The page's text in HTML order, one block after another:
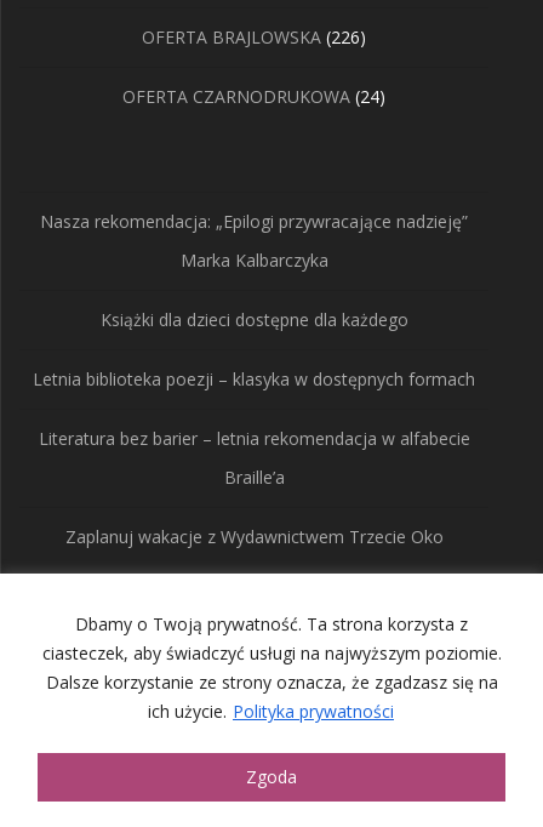
Dbamy o Twoją prywatność. Ta strona korzysta z
ciasteczek, aby świadczyć usługi na najwyższym poziomie.
Dalsze korzystanie ze strony oznacza, że zgadzasz się na
ich użycie. Polityka prywatności
Zgoda
OFERTA BRAJLOWSKA 226226
OFERTA CZARNODRUKOWA 2424
Nasza rekomendacja: „Epilogi przywracające nadzieję”
Marka Kalbarczyka
Książki dla dzieci dostępne dla każdego
Letnia biblioteka poezji – klasyka w dostępnych formach
Literatura bez barier – letnia rekomendacja w alfabecie
Braille’a
Zaplanuj wakacje z Wydawnictwem Trzecie Oko
Wydawnictwo Trzecie
Oko
© 2026 Wydawnictwo Trzecie Oko. Built using WordPress and
Mesmerize Theme